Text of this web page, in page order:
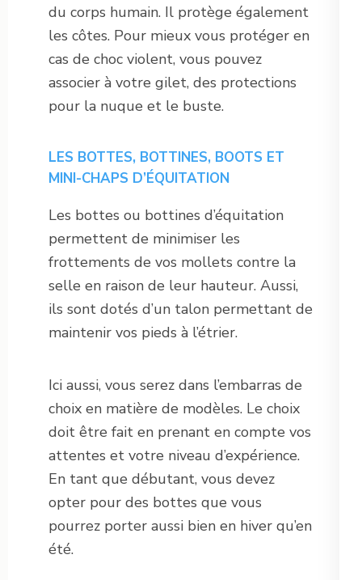
du corps humain. Il protège également
les côtes. Pour mieux vous protéger en
cas de choc violent, vous pouvez
associer à votre gilet, des protections
pour la nuque et le buste.
LES BOTTES, BOTTINES, BOOTS ET
MINI-CHAPS D’ÉQUITATION
Les bottes ou bottines d’équitation
permettent de minimiser les
frottements de vos mollets contre la
selle en raison de leur hauteur. Aussi,
ils sont dotés d’un talon permettant de
maintenir vos pieds à l’étrier.
Ici aussi, vous serez dans l’embarras de
choix en matière de modèles. Le choix
doit être fait en prenant en compte vos
attentes et votre niveau d’expérience.
En tant que débutant, vous devez
opter pour des bottes que vous
pourrez porter aussi bien en hiver qu’en
été.